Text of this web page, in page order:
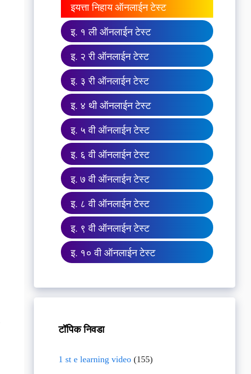
इयत्ता निहाय ऑनलाईन टेस्ट
इ. १ ली ऑनलाईन टेस्ट
इ. २ री ऑनलाईन टेस्ट
इ. ३ री ऑनलाईन टेस्ट
इ. ४ थी ऑनलाईन टेस्ट
इ. ५ वी ऑनलाईन टेस्ट
इ. ६ वी ऑनलाईन टेस्ट
इ. ७ वी ऑनलाईन टेस्ट
इ. ८ वी ऑनलाईन टेस्ट
इ. ९ वी ऑनलाईन टेस्ट
इ. १० वी ऑनलाईन टेस्ट
टॉपिक निवडा
1 st e learning video (155)